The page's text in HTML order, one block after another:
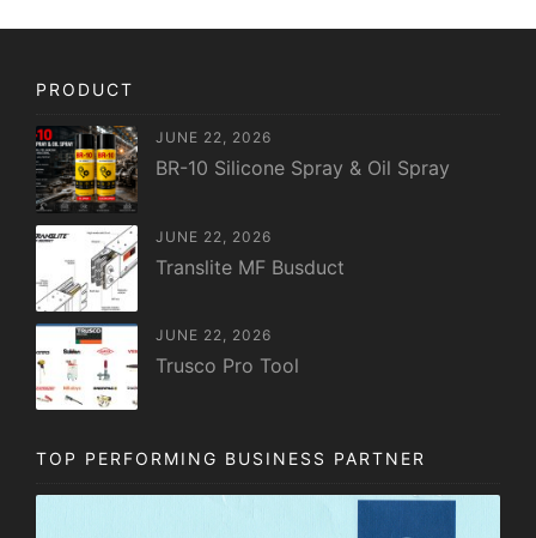
PRODUCT
JUNE 22, 2026
BR-10 Silicone Spray & Oil Spray
JUNE 22, 2026
Translite MF Busduct
JUNE 22, 2026
Trusco Pro Tool
TOP PERFORMING BUSINESS PARTNER